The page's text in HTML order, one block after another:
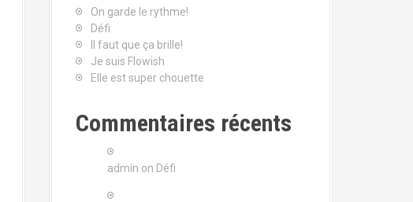
On garde le rythme!
Défi
Il faut que ça brille!
Je suis Flowish
Elle est super chouette
Commentaires récents
admin on Défi